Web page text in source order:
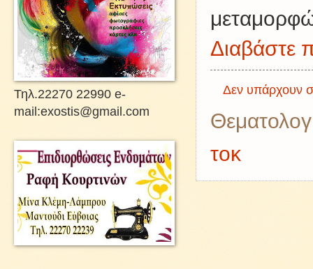
Διαβάστε
Δεν υπάρχουν
τοκ
Τηλ.22270 22990 e-
mail:exostis@gmail.com